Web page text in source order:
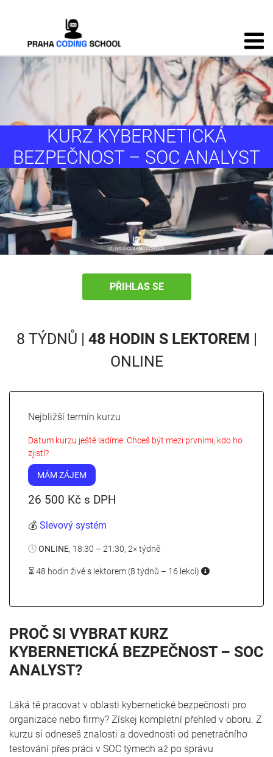
KURZ KYBERNETICKÁ
BEZPEČNOST – SOC ANALYST
PŘIHLAS SE
8 TÝDNŮ | 48 HODIN S LEKTOREM |
ONLINE
Nejbližší termín kurzu
Datum kurzu ještě ladíme. Chceš být mezi prvními, kdo ho
zjistí?
MÁM ZÁJEM
26 500 Kč s DPH
💰 Slevový systém
🕓ONLINE, 18:30 – 21:30, 2× týdně
⏳ 48 hodin živě s lektorem (8 týdnů – 16 lekcí)
PROČ SI VYBRAT KURZ
KYBERNETICKÁ BEZPEČNOST – SOC
ANALYST?
Láká tě pracovat v oblasti kybernetické bezpečnosti pro
organizace nebo firmy? Získej kompletní přehled v oboru. Z
kurzu si odneseš znalosti a dovednosti od penetračního
testování přes práci v SOC týmech až po správu